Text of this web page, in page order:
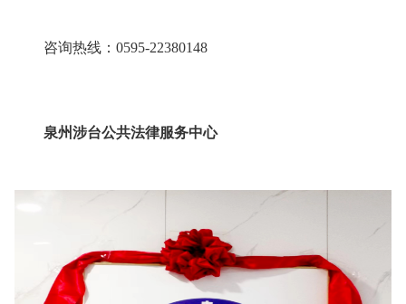
咨询热线：0595-22380148
泉州涉台公共法律服务中心